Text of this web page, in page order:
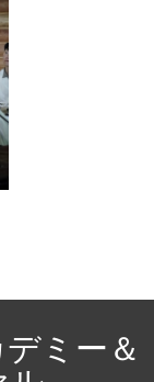
ミー＆